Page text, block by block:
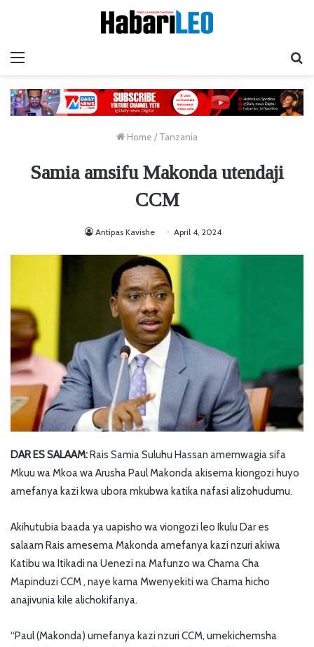
Home / Tanzania
Samia amsifu Makonda utendaji
CCM
Antipas Kavishe April 4, 2024
DAR ES SALAAM:Rais Samia Suluhu Hassan amemwagia sifa
Mkuu wa Mkoa wa Arusha Paul Makonda akisema kiongozi huyo
amefanya kazi kwa ubora mkubwa katika nafasi alizohudumu.
Akihutubia baada ya uapisho wa viongozi leo Ikulu Dar es
salaam Rais amesema Makonda amefanya kazi nzuri akiwa
Katibu wa Itikadi na Uenezi na Mafunzo wa Chama Cha
Mapinduzi CCM , naye kama Mwenyekiti wa Chama hicho
anajivunia kile alichokifanya.
“Paul (Makonda) umefanya kazi nzuri CCM, umekichemsha